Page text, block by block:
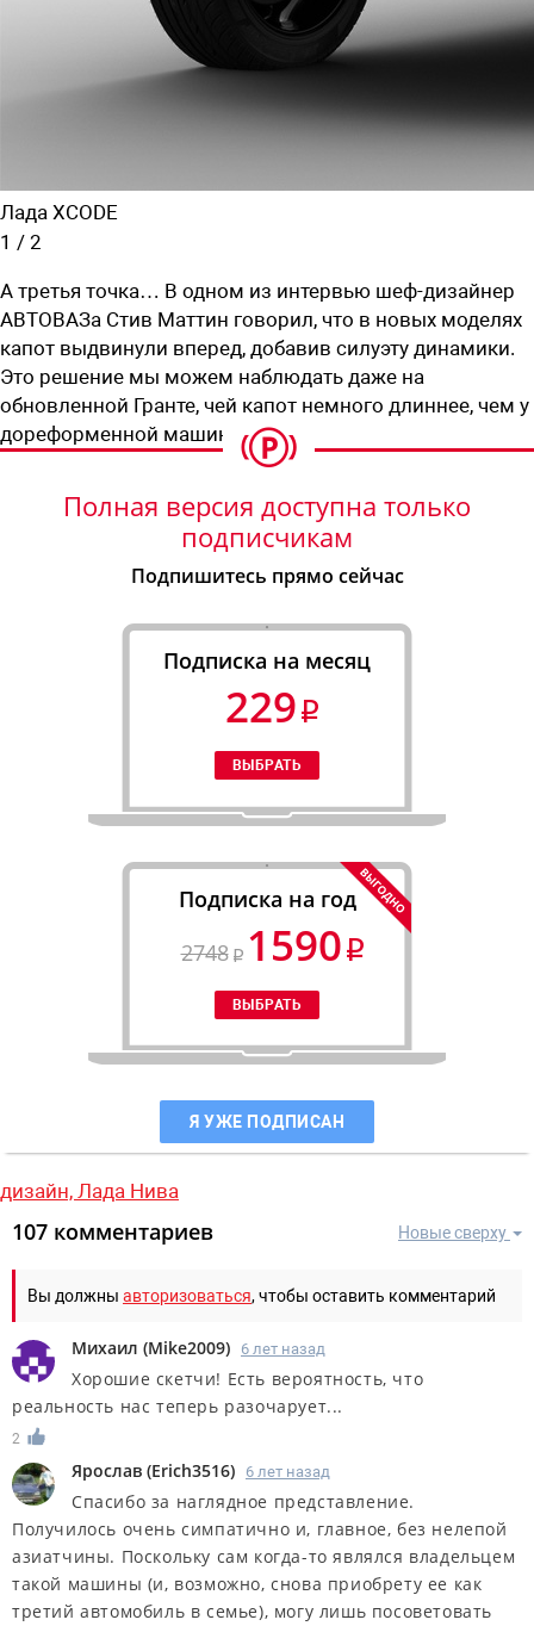
Лада XCODE
1 / 2
А третья точка… В одном из интервью шеф-дизайнер
АВТОВАЗа Стив Маттин говорил, что в новых моделях
капот выдвинули вперед, добавив силуэту динамики.
Это решение мы можем наблюдать даже на
обновленной Гранте, чей капот немного длиннее, чем у
дореформенной машины.
Полная версия доступна только
подписчикам
Подпишитесь прямо сейчас
Подписка на месяц
229
Подписка на год
2748
1590
Я УЖЕ ПОДПИСАН
дизайн, Лада Нива
Новые сверху
107 комментариев
Вы должны авторизоваться, чтобы оставить комментарий
Михаил (Mike2009) 6 лет назад
Хорошие скетчи! Есть вероятность, что
реальность нас теперь разочарует...
2
Ярослав (Erich3516) 6 лет назад
Спасибо за наглядное представление.
Получилось очень симпатично и, главное, без нелепой
азиатчины. Поскольку сам когда-то являлся владельцем
такой машины (и, возможно, снова приобрету ее как
третий автомобиль в семье), могу лишь посоветовать